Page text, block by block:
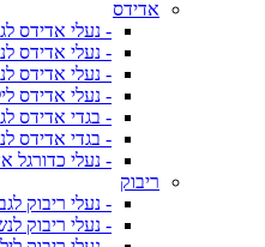
אדידס
- נעלי אדידס
- נעלי אדידס
- נעלי אדידס
- נעלי אדידס
- בגדי אדידס
- בגדי אדידס
- נעלי כדורגל
ריבוק
- נעלי ריבוק
- נעלי ריבוק